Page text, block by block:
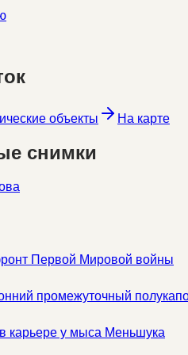
объекты На карте
снимки
Первой Мировой войны
промежуточный
карьере у мыса Меньшука